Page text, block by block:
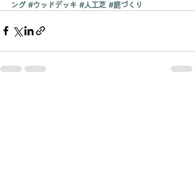
ング #ウッドデッキ #人工芝 #庭づくり